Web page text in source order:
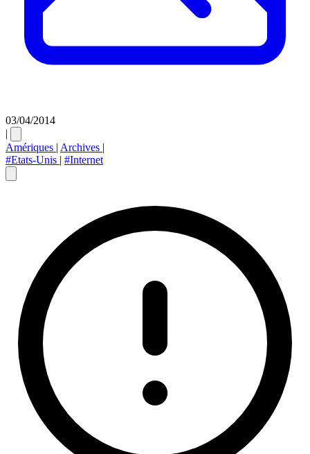
03/04/2014
|
Amériques | Archives |
#Etats-Unis | #Internet